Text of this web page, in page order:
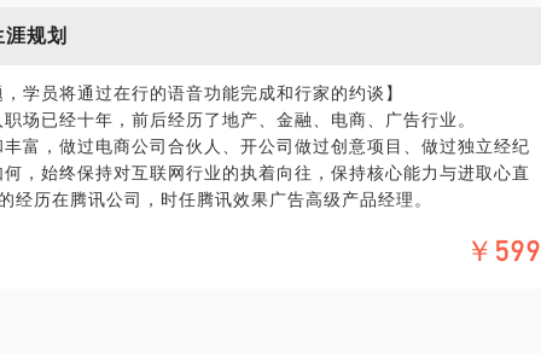
，请把你的问题更具体化。毕竟，一小时的谈话只能解决一个小问
规划
，学员将通过在行的语音功能完成和行家的约谈】
场已经十年，前后经历了地产、金融、电商、广告行业。
富，做过电商公司合伙人、开公司做过创意项目、做过独立经纪
何，始终保持对互联网行业的执着向往，保持核心能力与进取心直
经历在腾讯公司，时任腾讯效果广告高级产品经理。
在深大进行在校学生咨询坊项目，目前一对一咨询小时数已近50
￥599